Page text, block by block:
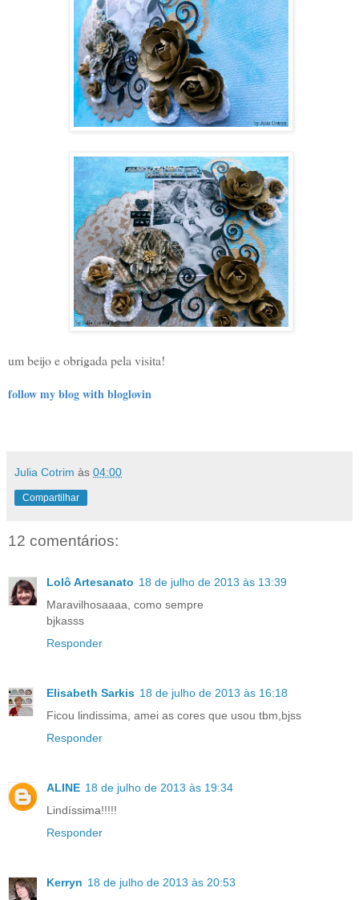
um beijo e obrigada pela visita!
follow my blog with bloglovin
Julia Cotrim às 04:00
Compartilhar
12 comentários:
Lolô Artesanato 18 de julho de 2013 às 13:39
Maravilhosaaaa, como sempre
bjkasss
Responder
Elisabeth Sarkis 18 de julho de 2013 às 16:18
Ficou lindissima, amei as cores que usou tbm,bjss
Responder
ALINE 18 de julho de 2013 às 19:34
Lindíssima!!!!!
Responder
Kerryn 18 de julho de 2013 às 20:53